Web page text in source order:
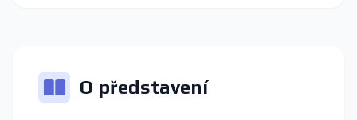
O představení